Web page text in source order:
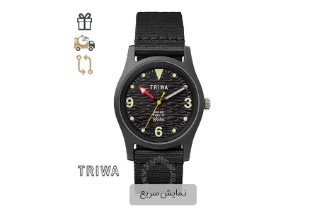
نمایش سریع